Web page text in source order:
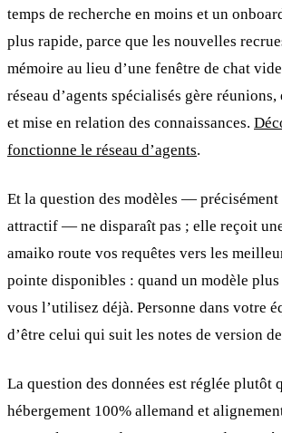
temps de recherche en moins et un
plus rapide, parce que les nouvelles
mémoire au lieu d’une fenêtre de chat
réseau d’agents spécialisés gère
et mise en relation des connaissances.
fonctionne le réseau d’agents.
Et la question des modèles — précisément
attractif — ne disparaît pas ; elle reçoit
amaiko route vos requêtes vers les
pointe disponibles : quand un modèle
vous l’utilisez déjà. Personne dans votre
d’être celui qui suit les notes de version
La question des données est réglée plutôt
hébergement 100% allemand et